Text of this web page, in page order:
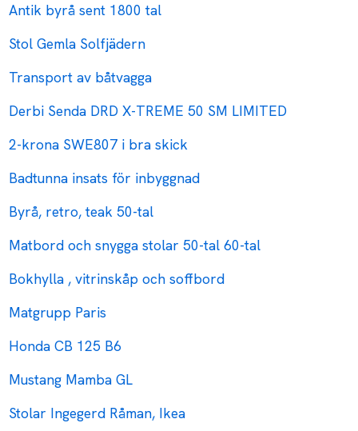
Antik byrå sent 1800 tal
Stol Gemla Solfjädern
Transport av båtvagga
Derbi Senda DRD X-TREME 50 SM LIMITED
2-krona SWE807 i bra skick
Badtunna insats för inbyggnad
Byrå, retro, teak 50-tal
Matbord och snygga stolar 50-tal 60-tal
Bokhylla , vitrinskåp och soffbord
Matgrupp Paris
Honda CB 125 B6
Mustang Mamba GL
Stolar Ingegerd Råman, Ikea